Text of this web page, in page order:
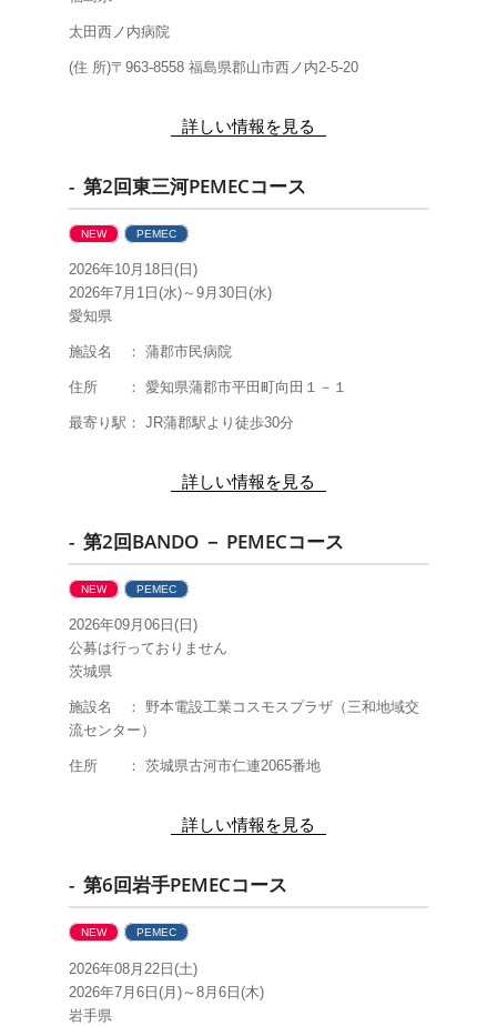
太田西ノ内病院
(住 所)〒963-8558 福島県郡山市西ノ内2-5-20
詳しい情報を見る
- 第2回東三河PEMECコース
NEW PEMEC
2026年10月18日(日)
2026年7月1日(水)～9月30日(水)
愛知県
施設名 ： 蒲郡市民病院
住所 ： 愛知県蒲郡市平田町向田１－１
最寄り駅： JR蒲郡駅より徒歩30分
詳しい情報を見る
- 第2回BANDO － PEMECコース
NEW PEMEC
2026年09月06日(日)
公募は行っておりません
茨城県
施設名 ： 野本電設工業コスモスプラザ（三和地域交
流センター）
住所 ： 茨城県古河市仁連2065番地
詳しい情報を見る
- 第6回岩手PEMECコース
NEW PEMEC
2026年08月22日(土)
2026年7月6日(月)～8月6日(木)
岩手県